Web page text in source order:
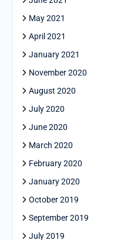
May 2021
April 2021
January 2021
November 2020
August 2020
July 2020
June 2020
March 2020
February 2020
January 2020
October 2019
September 2019
July 2019